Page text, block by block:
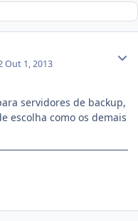
Out 1, 2013
servidores de backup,
escolha como os demais